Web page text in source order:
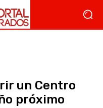
un Centro
próximo